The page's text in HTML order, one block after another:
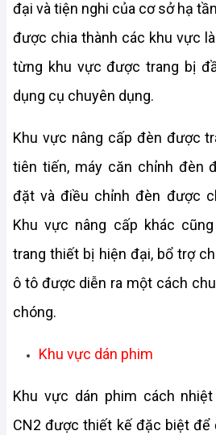
đại và tiện nghi của cơ sở hạ
được chia thành các khu vực
từng khu vực được trang bị
dụng cụ chuyên dụng.
Khu vực nâng cấp đèn được
tiên tiến, máy căn chỉnh đèn
đặt và điều chỉnh đèn được
Khu vực nâng cấp khác
trang thiết bị hiện đại, bổ trợ
ô tô được diễn ra một cách
chóng.
Khu vực dán phim
Khu vực dán phim cách
CN2 được thiết kế đặc biệt